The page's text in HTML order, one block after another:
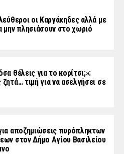
οι Καργάκηδες αλλά με
μην πλησιάσουν στο χωριό
θέλεις για το κορίτσι;»:
ζητά… τιμή για να ασελγήσει σε
αποζημιώσεις πυρόπληκτων
στον Δήμο Αγίου Βασιλείου